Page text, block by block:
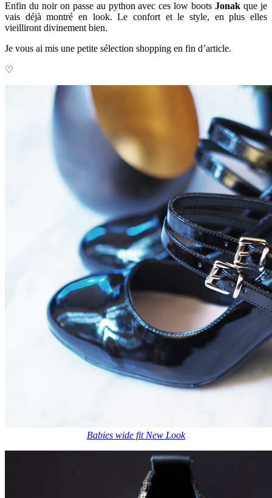
Enfin du noir on passe au python avec ces low bootsJonak que je
vais déjà montré en look. Le confort et le style, en plus elles
vieilliront divinement bien.
Je vous ai mis une petite sélection shopping en fin d’article.
♡
Babies wide fit New Look